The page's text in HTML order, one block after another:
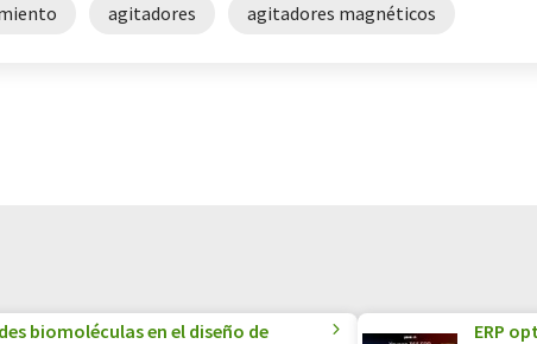
agitadores agitadores magnéticos
biomoléculas en el diseño de
ERP